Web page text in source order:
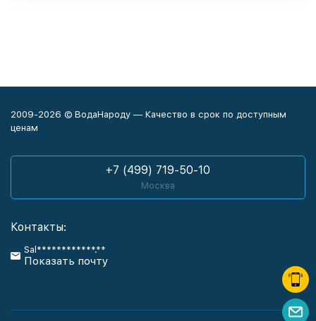
2009-2026 © ВодаНароду — Качество в срок по доступным
ценам
+7 (499) 719-50-10
Москва
Контакты:
Sal************.**
Показать почту